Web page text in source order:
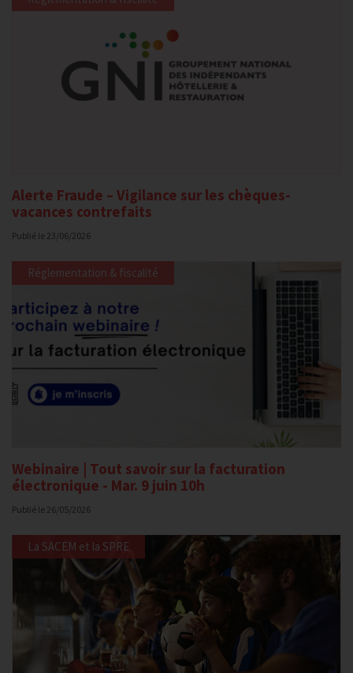
Alerte Fraude – Vigilance sur les chèques-
vacances contrefaits
Publié le 23/06/2026
Webinaire | Tout savoir sur la facturation
électronique - Mar. 9 juin 10h
Publié le 26/05/2026
Réglementation & fiscalité
La SACEM et la SPRE